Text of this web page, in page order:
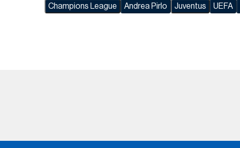
Champions League Andrea Pirlo Juventus UEFA